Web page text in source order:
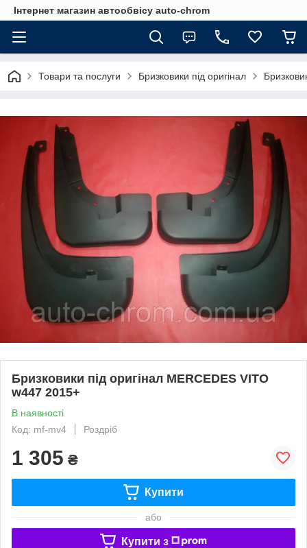
Інтернет магазин автообвісу auto-chrom
Товари та послуги Бризковики під оригінал
Бризковики під оригінал MERCEDES VITO
w447 2015+
В наявності
Код: mf-mv4
Роздріб
1 305 ₴
Купити
або
Купити з